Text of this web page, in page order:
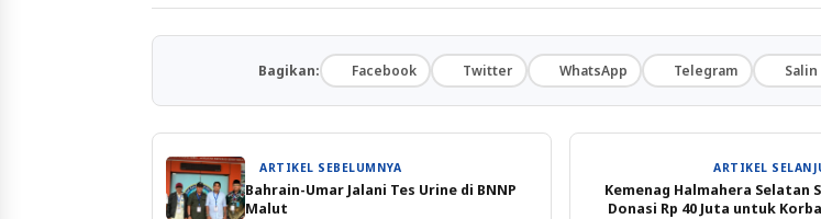
Bagikan: Facebook Twitter WhatsApp Telegram
ARTIKEL SEBELUMNYA
Bahrain-Umar Jalani Tes Urine di BNNP
Malut
ARTIKEL
Kemenag Halmahera Selatan
Donasi Rp 40 Juta untuk